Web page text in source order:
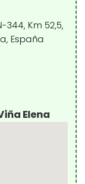
344, Km 52,5,
España
Elena